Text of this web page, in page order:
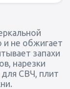
и не обжигает
запахи
нарезки
СВЧ, плит